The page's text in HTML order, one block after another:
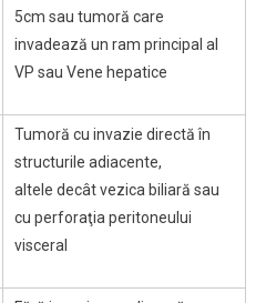
5cm sau tumoră care
invadează un ram principal al
VP sau Vene hepatice
Tumoră cu invazie directă în
structurile adiacente,
altele decât vezica biliară sau
cu perforaţia peritoneului
visceral